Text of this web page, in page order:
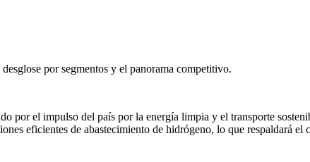
por segmentos y el panorama competitivo.
por el impulso del país por la energía limpia y el transporte
eficientes de abastecimiento de hidrógeno, lo que respaldará